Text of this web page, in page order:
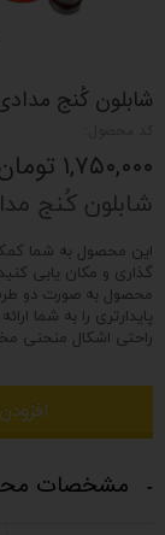
شابلون کُنج
۱,۷۵۰,۰۰۰ تومان
شابلون کُنج
این محصول به شما
گذاری و مکان‌ یابی
محصول به صورت دو
پایدارتری را به شما
راحتی اشکال منحنی
مشخصات